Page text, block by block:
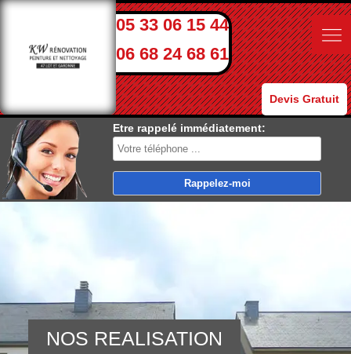
05 33 06 15 44
06 68 24 68 61
Devis Gratuit
Etre rappelé immédiatement:
NOS REALISATION